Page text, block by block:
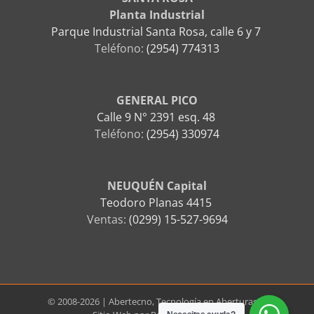
Planta Industrial
Parque Industrial Santa Rosa, calle 6 y 7
Teléfono: (2954) 774313
GENERAL PICO
Calle 9 N° 2391 esq. 48
Teléfono: (2954) 330974
NEUQUÉN Capital
Teodoro Planas 4415
Ventas: (0299) 15-527-9694
© 2008-2026 | Abertecno, Tecnología en Aberturas. |